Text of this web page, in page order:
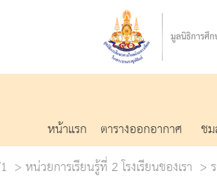
หน้าแรก ตารางออกอากาศ ช
หน่วยการเรียนรู้ที่ 2 โรงเรียนของเรา